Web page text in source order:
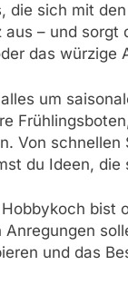
die sich mit
aus – und
das
um
Von
du Ideen,
bist
und das